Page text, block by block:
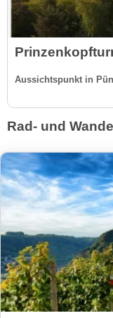
Aussichtspunkt in
Rad- und